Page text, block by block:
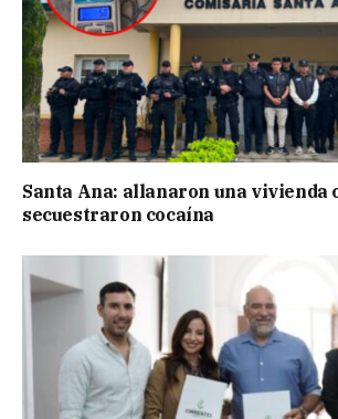
Santa Ana: allanaron una vivienda
secuestraron cocaína